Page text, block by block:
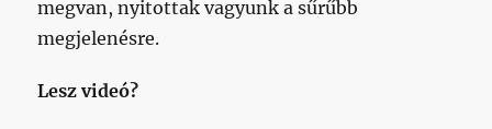
megvan, nyitottak vagyunk a sűrűbb
megjelenésre.
Lesz videó?